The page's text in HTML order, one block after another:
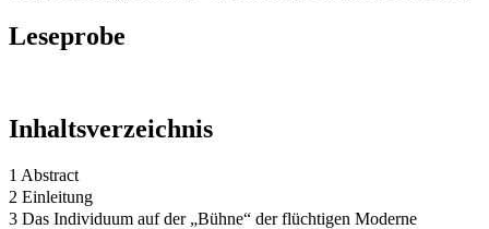
Leseprobe
Inhaltsverzeichnis
1 Abstract
2 Einleitung
3 Das Individuum auf der „Bühne“ der flüchtigen Moderne